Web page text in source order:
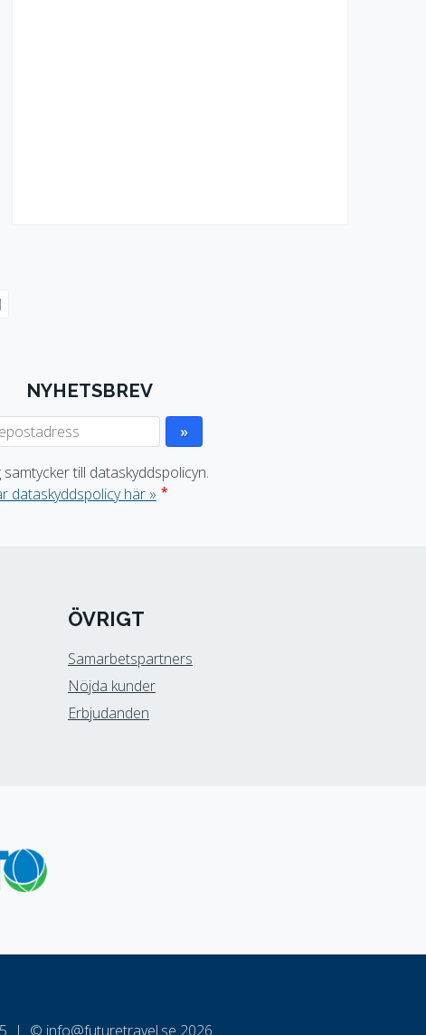
NYHETSBREV
samtycker till dataskyddspolicyn.
dataskyddspolicy här » *
ÖVRIGT
Samarbetspartners
Nöjda kunder
Erbjudanden
© info@futuretravel.se 2026